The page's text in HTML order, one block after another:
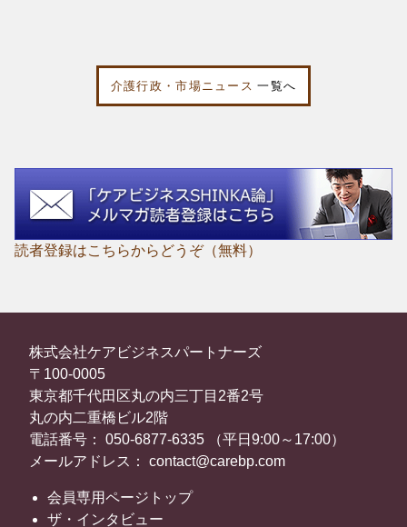
介護行政・市場ニュース 一覧へ
読者登録はこちらからどうぞ（無料）
株式会社ケアビジネスパートナーズ
〒100-0005
東京都千代田区丸の内三丁目2番2号
丸の内二重橋ビル2階
電話番号： 050-6877-6335 （平日9:00～17:00）
メールアドレス： contact@carebp.com
会員専用ページトップ
ザ・インタビュー